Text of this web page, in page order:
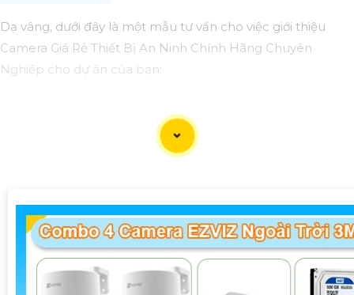
Dạ vâng, dưới đây là một mẫu tư vấn cho việc giới thiệu
Camera Giá Rẻ Thiết Bị An Ninh Chính Hãng Chuyên
Nghiệp cho dự án của bạn:
Camera Giá Rẻ Thiết Bị An Ninh Chính Hãng Chuyên
Nghiệp, đáp ứng nhu cầu an ninh và giám sát cho dự án
của quý khách một cách hiệu quả, tin cậy và tiết kiệm.
Ưu điểm của dòng sản phẩm:〗 1:Giá cả hợp lý: Camera giá
rẻ nhưng vẫn
tin tưởngchất lượng và hiệu suất làm việc.